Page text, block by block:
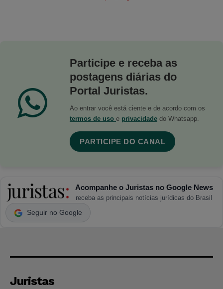
Participe e receba as
postagens diárias do
Portal Juristas.
Ao entrar você está ciente e de acordo com os
termos de uso e privacidade do Whatsapp.
PARTICIPE DO CANAL
Acompanhe o Juristas no Google News
receba as principais notícias jurídicas do Brasil
Seguir no Google
Juristas